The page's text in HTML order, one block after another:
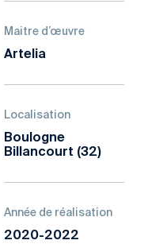
Maitre d’œuvre
Artelia
Localisation
Boulogne
Billancourt (32)
Année de réalisation
2020-2022